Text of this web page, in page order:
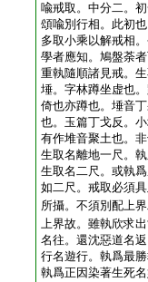
喩戒取。中分二。
頌喩別行相。此初
多取小乘以解戒相
學者應知。鳩盤荼
重執隨順諸見戒。
埵。字林蹲坐虚也
倚也亦蹲也。埵音
也。玉篇丁戈反。
有作堆音聚土也。
生取名離地一尺。
生取名二尺。或執
如二尺。戒取必須
所攝。不須別配上
上界故。雖執欣求
名往。還沈惡道名
行名遊行。執爲最
執爲正因染著生死